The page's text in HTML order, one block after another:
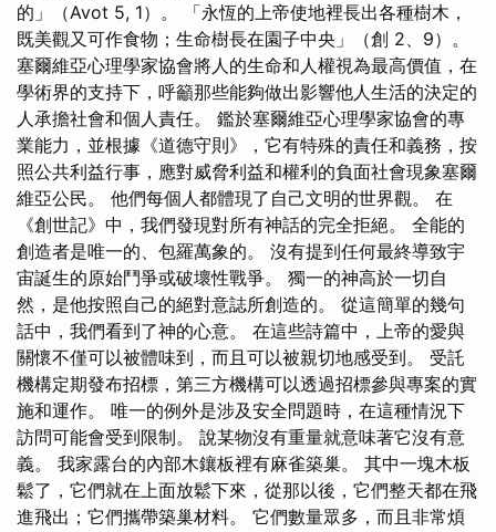
的」（Avot 5, 1）。 「永恆的上帝使地裡長出各種樹木，
既美觀又可作食物；生命樹長在園子中央」（創 2、9）。
塞爾維亞心理學家協會將人的生命和人權視為最高價值，在
學術界的支持下，呼籲那些能夠做出影響他人生活的決定的
人承擔社會和個人責任。 鑑於塞爾維亞心理學家協會的專
業能力，並根據《道德守則》，它有特殊的責任和義務，按
照公共利益行事，應對威脅利益和權利的負面社會現象塞爾
維亞公民。 他們每個人都體現了自己文明的世界觀。 在
《創世記》中，我們發現對所有神話的完全拒絕。 全能的
創造者是唯一的、包羅萬象的。 沒有提到任何最終導致宇
宙誕生的原始鬥爭或破壞性戰爭。 獨一的神高於一切自
然，是他按照自己的絕對意誌所創造的。 從這簡單的幾句
話中，我們看到了神的心意。 在這些詩篇中，上帝的愛與
關懷不僅可以被體味到，而且可以被親切地感受到。 受託
機構定期發布招標，第三方機構可以透過招標參與專案的實
施和運作。 唯一的例外是涉及安全問題時，在這種情況下
訪問可能會受到限制。 說某物沒有重量就意味著它沒有意
義。 我家露台的內部木鑲板裡有麻雀築巢。 其中一塊木板
鬆了，它們就在上面放鬆下來，從那以後，它們整天都在飛
進飛出；它們攜帶築巢材料。 它們數量眾多，而且非常煩